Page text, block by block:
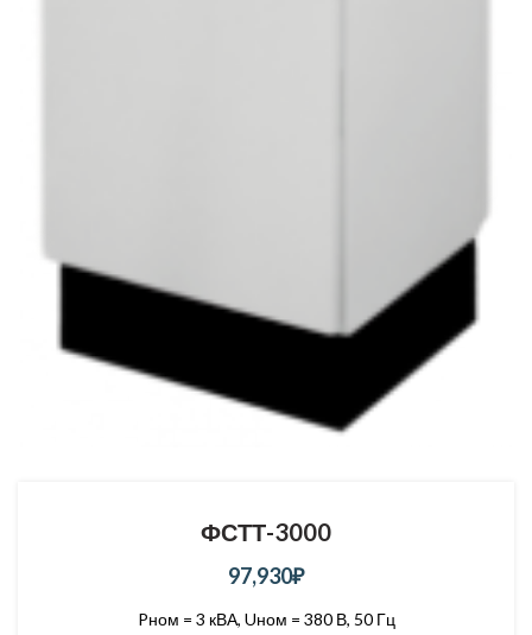
ФСТТ-3000
97,930₽
Pном = 3 кВА, Uном = 380 В, 50 Гц